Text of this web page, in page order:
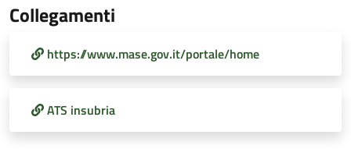
Collegamenti
https://www.mase.gov.it/portale/home
ATS insubria